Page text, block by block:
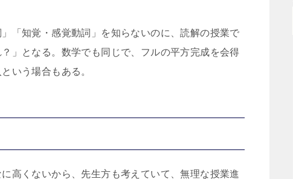
「知覚・感覚動詞」を知らないのに、読解の授業で
」となる。数学でも同じで、フルの平方完成を会得
いう場合もある。
高くないから、先生方も考えていて、無理な授業進